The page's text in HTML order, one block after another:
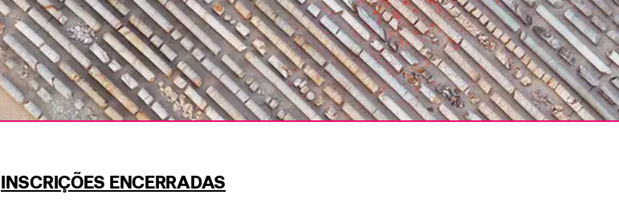
INSCRIÇÕES ENCERRADAS